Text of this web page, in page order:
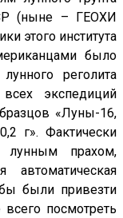
(ныне – ГЕОХИ
этого института
было
реголита
экспедиций
«Луны-16,
г». Фактически
прахом,
были привезти
посмотреть